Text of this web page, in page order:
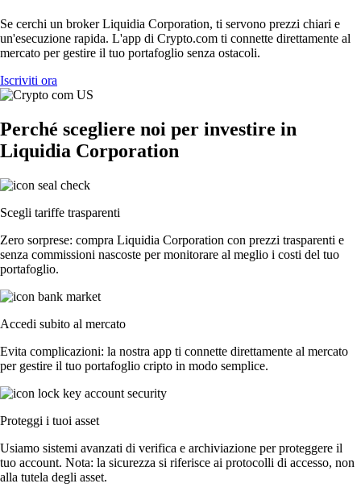
Se cerchi un broker Liquidia Corporation, ti servono prezzi chiari e
un'esecuzione rapida. L'app di Crypto.com ti connette direttamente al
mercato per gestire il tuo portafoglio senza ostacoli.
Iscriviti ora
Perché scegliere noi per investire in
Liquidia Corporation
Scegli tariffe trasparenti
Zero sorprese: compra Liquidia Corporation con prezzi trasparenti e
senza commissioni nascoste per monitorare al meglio i costi del tuo
portafoglio.
Accedi subito al mercato
Evita complicazioni: la nostra app ti connette direttamente al mercato
per gestire il tuo portafoglio cripto in modo semplice.
Proteggi i tuoi asset
Usiamo sistemi avanzati di verifica e archiviazione per proteggere il
tuo account. Nota: la sicurezza si riferisce ai protocolli di accesso, non
alla tutela degli asset.